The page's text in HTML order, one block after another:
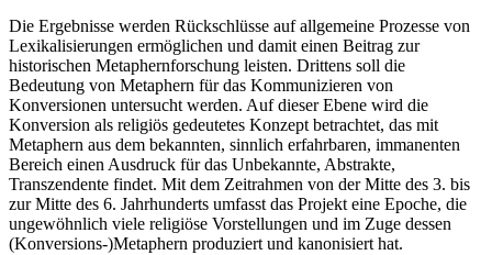
Die Ergebnisse werden Rückschlüsse auf allgemeine Prozesse von
Lexikalisierungen ermöglichen und damit einen Beitrag zur
historischen Metaphernforschung leisten. Drittens soll die
Bedeutung von Metaphern für das Kommunizieren von
Konversionen untersucht werden. Auf dieser Ebene wird die
Konversion als religiös gedeutetes Konzept betrachtet, das mit
Metaphern aus dem bekannten, sinnlich erfahrbaren, immanenten
Bereich einen Ausdruck für das Unbekannte, Abstrakte,
Transzendente findet. Mit dem Zeitrahmen von der Mitte des 3. bis
zur Mitte des 6. Jahrhunderts umfasst das Projekt eine Epoche, die
ungewöhnlich viele religiöse Vorstellungen und im Zuge dessen
(Konversions-)Metaphern produziert und kanonisiert hat.